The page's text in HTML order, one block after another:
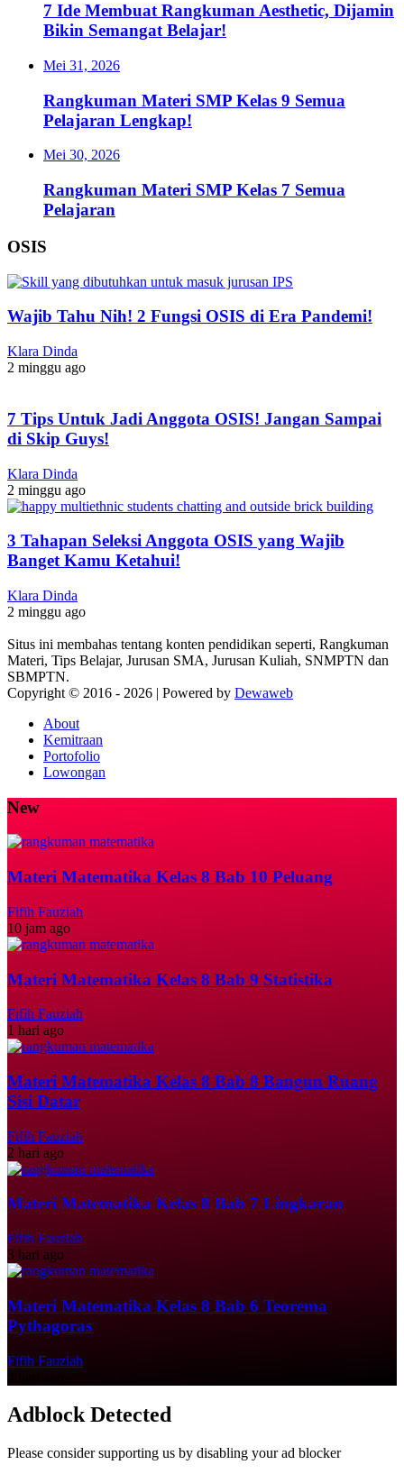
7 Ide Membuat Rangkuman Aesthetic, Dijamin
Bikin Semangat Belajar!
Mei 31, 2026
Rangkuman Materi SMP Kelas 9 Semua
Pelajaran Lengkap!
Mei 30, 2026
Rangkuman Materi SMP Kelas 7 Semua
Pelajaran
OSIS
Wajib Tahu Nih! 2 Fungsi OSIS di Era Pandemi!
Klara Dinda
2 minggu ago
7 Tips Untuk Jadi Anggota OSIS! Jangan Sampai
di Skip Guys!
Klara Dinda
2 minggu ago
3 Tahapan Seleksi Anggota OSIS yang Wajib
Banget Kamu Ketahui!
Klara Dinda
2 minggu ago
Situs ini membahas tentang konten pendidikan seperti, Rangkuman
Materi, Tips Belajar, Jurusan SMA, Jurusan Kuliah, SNMPTN dan
SBMPTN.
Copyright © 2016 - 2026 | Powered by Dewaweb
About
Kemitraan
Portofolio
Lowongan
New
Materi Matematika Kelas 8 Bab 10 Peluang
Fifih Fauziah
10 jam ago
Materi Matematika Kelas 8 Bab 9 Statistika
Fifih Fauziah
1 hari ago
Materi Matematika Kelas 8 Bab 8 Bangun Ruang
Sisi Datar
Fifih Fauziah
2 hari ago
Materi Matematika Kelas 8 Bab 7 Lingkaran
Fifih Fauziah
3 hari ago
Materi Matematika Kelas 8 Bab 6 Teorema
Pythagoras
Fifih Fauziah
Adblock Detected
Please consider supporting us by disabling your ad blocker